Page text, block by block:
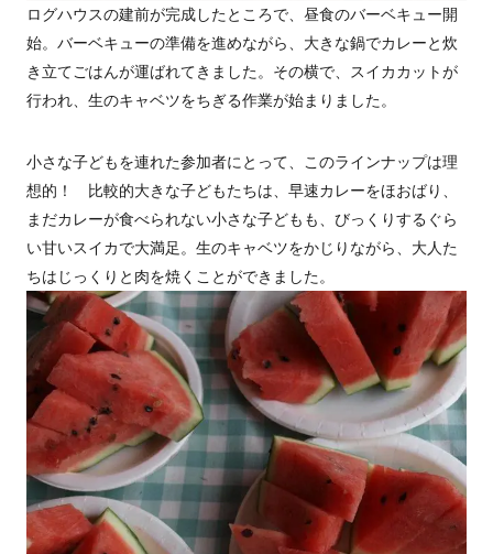
ログハウスの建前が完成したところで、昼食のバーベキュー開
始。バーベキューの準備を進めながら、大きな鍋でカレーと炊
き立てごはんが運ばれてきました。その横で、スイカカットが
行われ、生のキャベツをちぎる作業が始まりました。
小さな子どもを連れた参加者にとって、このラインナップは理
想的！ 比較的大きな子どもたちは、早速カレーをほおばり、
まだカレーが食べられない小さな子どもも、びっくりするぐら
い甘いスイカで大満足。生のキャベツをかじりながら、大人た
ちはじっくりと肉を焼くことができました。